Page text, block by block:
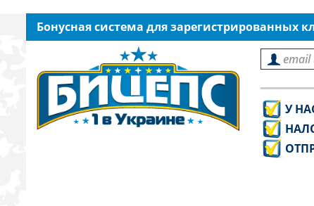
Бонусная система для зарегистрированных
У